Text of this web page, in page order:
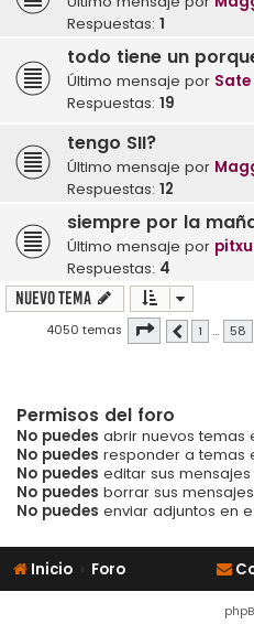
Respuestas: 1
todo tiene un
Último mensaje por Sate
Respuestas: 19
tengo SII?
Último mensaje por
Respuestas: 12
siempre por la
Último mensaje por pitxu
Respuestas: 4
Nuevo Tema
4050 temas Página de81
Anterior
1 … 58
Permisos del foro
No puedes abrir nuevos temas
No puedes responder a temas
No puedes editar sus
No puedes borrar sus
No puedes enviar adjuntos en
Inicio Foro